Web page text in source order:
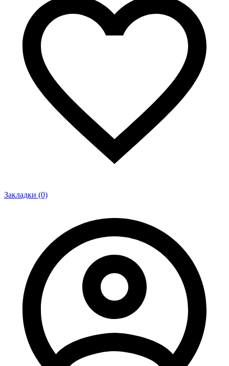
Закладки (0)